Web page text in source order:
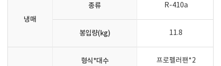
냉매
종류 R-410a
봉입량(kg) 11.8
형식*대수 프로펠러팬*2